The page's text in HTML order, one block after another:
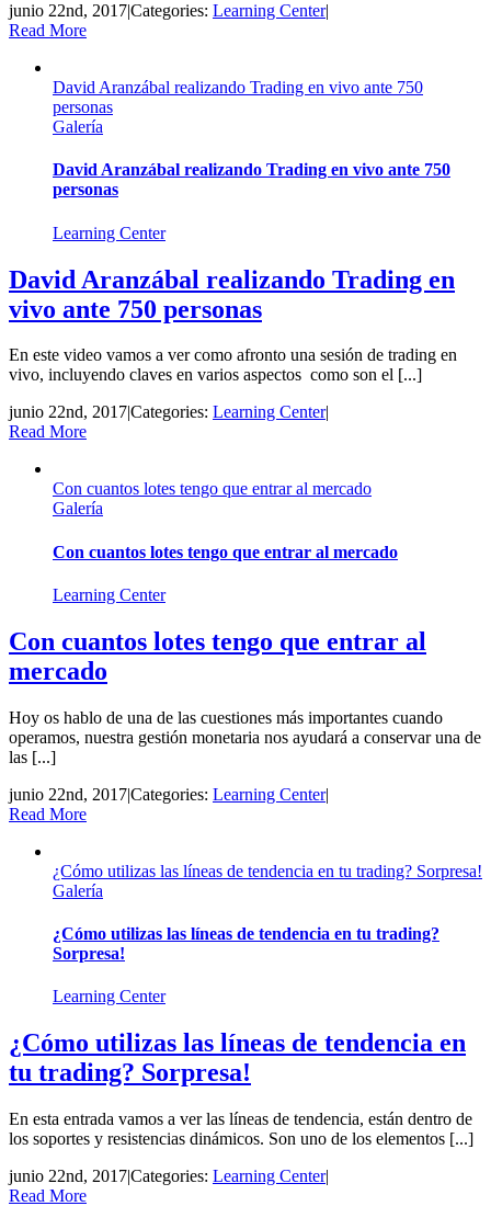
junio 22nd, 2017|Categories: Learning Center|
Read More
David Aranzábal realizando Trading en vivo ante 750
personas
Galería
David Aranzábal realizando Trading en vivo ante 750
personas
Learning Center
David Aranzábal realizando Trading en
vivo ante 750 personas
En este video vamos a ver como afronto una sesión de trading en
vivo, incluyendo claves en varios aspectos como son el [...]
junio 22nd, 2017Categories: Learning Center|
Read More
Con cuantos lotes tengo que entrar al mercado
Galería
Con cuantos lotes tengo que entrar al mercado
Learning Center
Con cuantos lotes tengo que entrar al
mercado
Hoy os hablo de una de las cuestiones más importantes cuando
operamos, nuestra gestión monetaria nos ayudará a conservar una de
las [...]
junio 22nd, 2017|Categories: Learning Center|
Read More
¿Cómo utilizas las líneas de tendencia en tu trading? Sorpresa!
Galería
¿Cómo utilizas las líneas de tendencia en tu trading?
Sorpresa!
Learning Center
¿Cómo utilizas las líneas de tendencia en
tu trading? Sorpresa!
En esta entrada vamos a ver las líneas de tendencia, están dentro de
los soportes y resistencias dinámicos. Son uno de los elementos [...]
junio 22nd, 2017|Categories: Learning Center|
Read More